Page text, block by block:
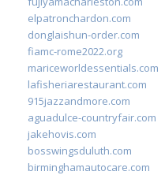
elpatronchardon.com
donglaishun-order.com
fiamc-rome2022.org
mariceworldessentials.com
lafisheriarestaurant.com
915jazzandmore.com
aguadulce-countryfair.com
jakehovis.com
bosswingsduluth.com
birminghamautocare.com